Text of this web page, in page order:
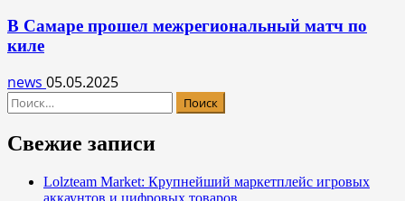
В Самаре прошел межрегиональный матч по
киле
news 05.05.2025
Найти:
Свежие записи
Lolzteam Market: Крупнейший маркетплейс игровых